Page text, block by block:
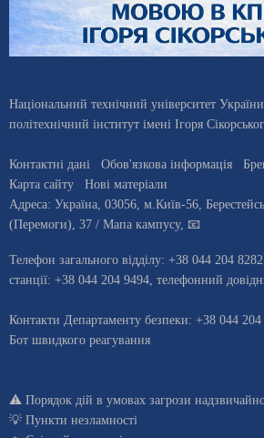
Національний технічний університет
політехнічний інститут імені Ігоря
Контактні дані Обов'язкова інформація
Карта сайту
Нові матеріали
Адреса: Україна 03056 , м. Київ-56,
(Перемоги), 37 / Мапа кампусу, 📧
Телефон загального відділу: +38 044 204 8282
станцiї: +38 044 204 9494 телефонний
Контакти Департаменту безпеки: +38 044
Бот швидкого реагування
⚠️ Порядок дій в умовах загрози
💡 Пункти незламності